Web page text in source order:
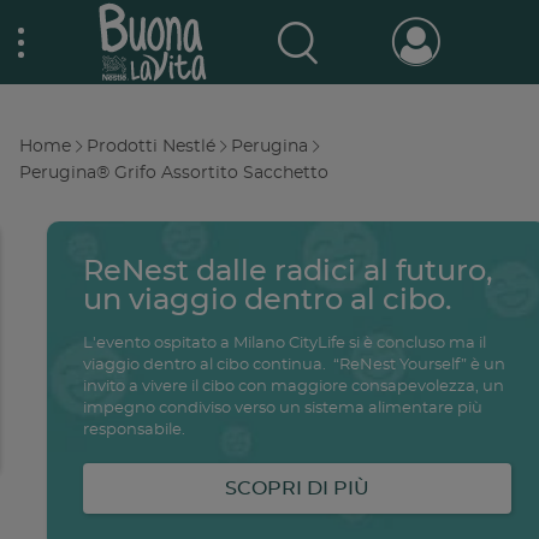
to
Nestlé Buona la vita
navigation
Promozioni attive
Archivio promozioni
Buono a sapersi
salute famiglia intolleranze
Ricette
Antipasti
Secondi piatti
Breadcrumb
Home Prodotti Nestlé
Perugina
Perugina® Grifo Assortito Sacchetto
ReNest dalle radici al futuro,
un viaggio dentro al cibo.
L'evento ospitato a Milano CityLife si è concluso ma il
viaggio dentro al cibo continua. “ReNest Yourself” è un
invito a vivere il cibo con maggiore consapevolezza, un
impegno condiviso verso un sistema alimentare più
responsabile.
SCOPRI DI PIÙ